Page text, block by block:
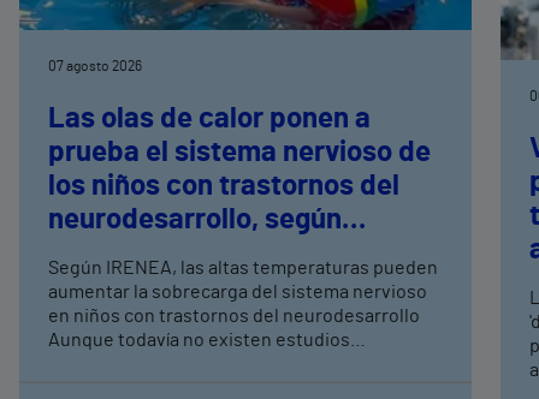
07 agosto 2026
Las olas de calor ponen a
prueba el sistema nervioso de
los niños con trastornos del
neurodesarrollo, según
expertos en
neurorrehabilitación
pediátrica de Vithas
Según IRENEA, las altas temperaturas pueden
aumentar la sobrecarga del sistema nervioso
en niños con trastornos del neurodesarrollo
Aunque todavía no existen estudios